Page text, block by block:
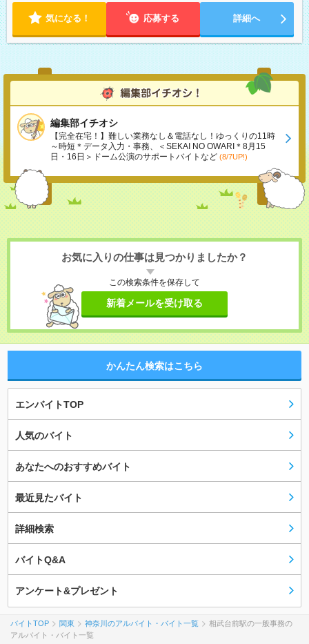
気になる！ 応募する 詳細へ
編集部イチオシ
【完全在宅！】難しい業務なし＆電話なし！ゆっくりの11時
～時短＊データ入力・事務、＜SEKAI NO OWARI＊8月15
日・16日＞ドーム公演のサポートバイトなど (8/7UP!)
お気に入りの仕事は見つかりましたか？
この検索条件を保存して
新着メールを受け取る
かんたん検索はこちら
エンバイトTOP
人気のバイト
あなたへのおすすめバイト
最近見たバイト
詳細検索
バイトQ&A
アンケート&プレゼント
バイトTOP 関東 神奈川のアルバイト・バイト一覧
相武台前駅の一般事務の
アルバイト・バイト一覧